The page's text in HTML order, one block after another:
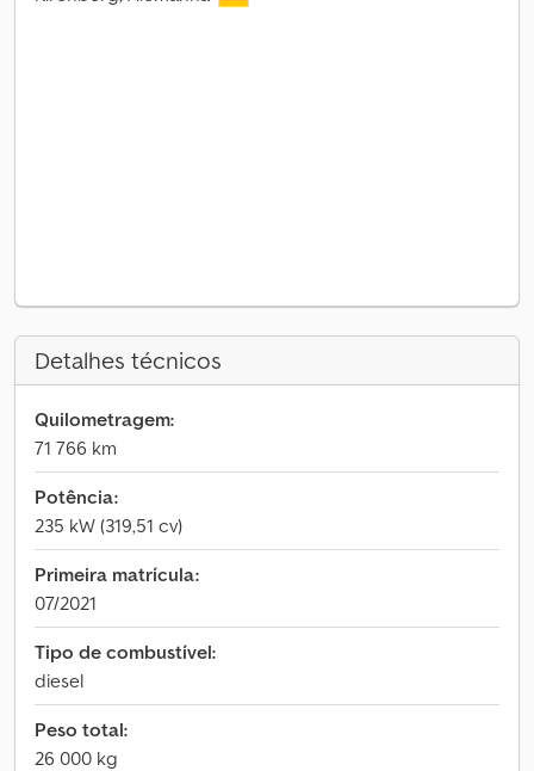
Detalhes técnicos
Quilometragem:
71 766 km
Potência:
235 kW (319,51 cv)
Primeira matrícula:
07/2021
Tipo de combustível:
diesel
Peso total:
26 000 kg